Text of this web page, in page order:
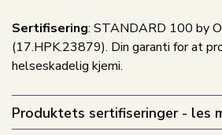
Sertifisering: STANDARD 100 by
(17.HPK.23879). Din garanti for at
helseskadelig kjemi.
Produktets sertifiseringer - les